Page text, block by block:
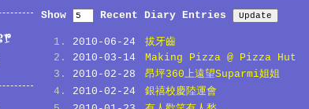
Show Recent Diary Entries
2010-06-24
拔牙齒
2010-03-14
Making Pizza @ Pizza Hut
2010-02-28
昂坪360上遠望Suparmi姐姐
2010-02-24
銀禧校慶陸運會